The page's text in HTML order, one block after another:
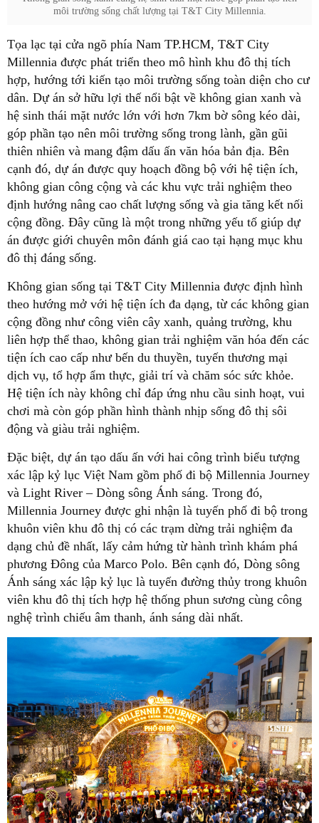
môi trường sống chất lượng tại T&T City Millennia.
Tọa lạc tại cửa ngõ phía Nam TP.HCM, T&T City
Millennia được phát triển theo mô hình khu đô thị tích
hợp, hướng tới kiến tạo môi trường sống toàn diện cho cư
dân. Dự án sở hữu lợi thế nổi bật về không gian xanh và
hệ sinh thái mặt nước lớn với hơn 7km bờ sông kéo dài,
góp phần tạo nên môi trường sống trong lành, gần gũi
thiên nhiên và mang đậm dấu ấn văn hóa bản địa. Bên
cạnh đó, dự án được quy hoạch đồng bộ với hệ tiện ích,
không gian công cộng và các khu vực trải nghiệm theo
định hướng nâng cao chất lượng sống và gia tăng kết nối
cộng đồng. Đây cũng là một trong những yếu tố giúp dự
án được giới chuyên môn đánh giá cao tại hạng mục khu
đô thị đáng sống.
Không gian sống tại T&T City Millennia được định hình
theo hướng mở với hệ tiện ích đa dạng, từ các không gian
cộng đồng như công viên cây xanh, quảng trường, khu
liên hợp thể thao, không gian trải nghiệm văn hóa đến các
tiện ích cao cấp như bến du thuyền, tuyến thương mại
dịch vụ, tổ hợp ẩm thực, giải trí và chăm sóc sức khỏe.
Hệ tiện ích này không chỉ đáp ứng nhu cầu sinh hoạt, vui
chơi mà còn góp phần hình thành nhịp sống đô thị sôi
động và giàu trải nghiệm.
Đặc biệt, dự án tạo dấu ấn với hai công trình biểu tượng
xác lập kỷ lục Việt Nam gồm phố đi bộ Millennia Journey
và Light River – Dòng sông Ánh sáng. Trong đó,
Millennia Journey được ghi nhận là tuyến phố đi bộ trong
khuôn viên khu đô thị có các trạm dừng trải nghiệm đa
dạng chủ đề nhất, lấy cảm hứng từ hành trình khám phá
phương Đông của Marco Polo. Bên cạnh đó, Dòng sông
Ánh sáng xác lập kỷ lục là tuyến đường thủy trong khuôn
viên khu đô thị tích hợp hệ thống phun sương cùng công
nghệ trình chiếu âm thanh, ánh sáng dài nhất.